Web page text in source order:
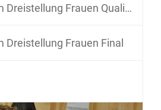
Frauen Qualifikation
Dreistellung Frauen Final